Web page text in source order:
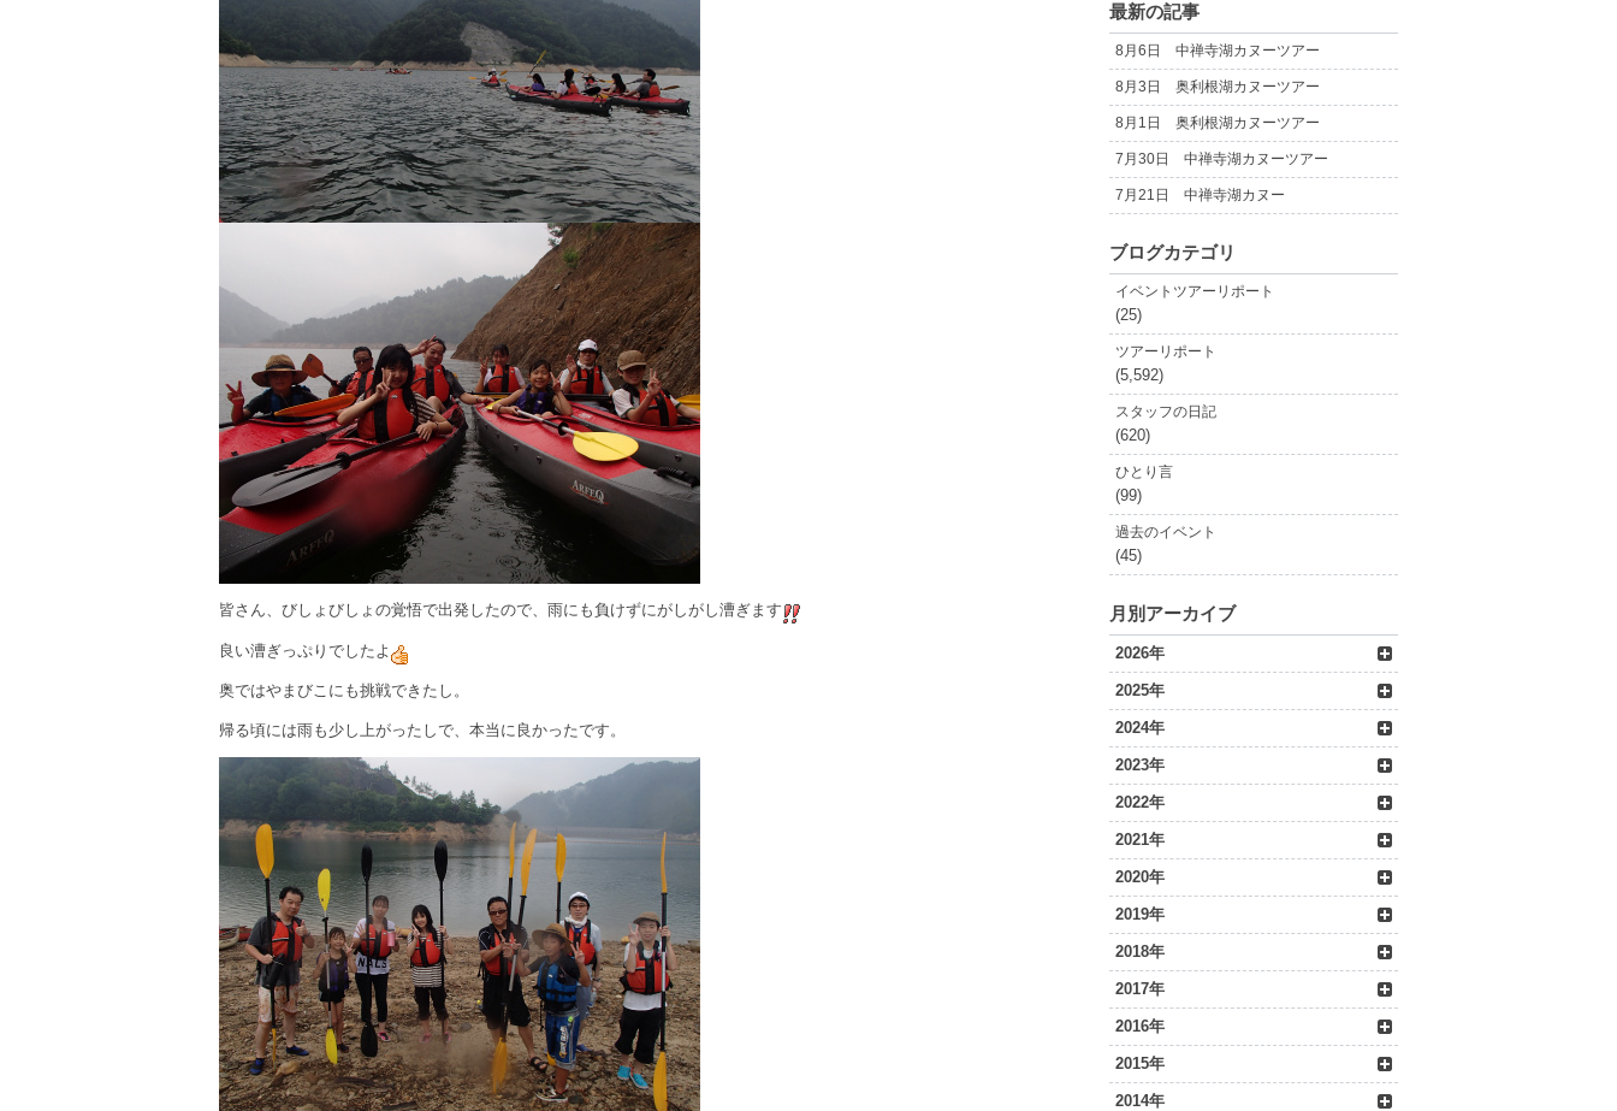
皆さん、びしょびしょの覚悟で出発したので、雨にも負けずにがしがし漕ぎます
良い漕ぎっぷりでしたよ
奥ではやまびこにも挑戦できたし。
帰る頃には雨も少し上がったしで、本当に良かったです。
最新の記事
8月6日 中禅寺湖カヌーツアー
8月3日 奥利根湖カヌーツアー
8月1日 奥利根湖カヌーツアー
7月30日 中禅寺湖カヌーツアー
7月21日 中禅寺湖カヌー
ブログカテゴリ
イベントツアーリポート
(25)
ツアーリポート
(5,592)
スタッフの日記
(620)
ひとり言
(99)
過去のイベント
(45)
月別アーカイブ
2026年
2025年
2024年
2023年
2022年
2021年
2020年
2019年
2018年
2017年
2016年
2015年
2014年